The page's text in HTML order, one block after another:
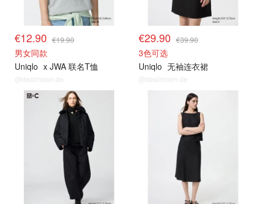
€12.90 €19.90
男女同款
Uniqlo x JWA 联名T恤
@dealmoon.de
€29.90 €39.90
3色可选
Uniqlo 无袖连衣裙
@dealmoon.de
其他精选